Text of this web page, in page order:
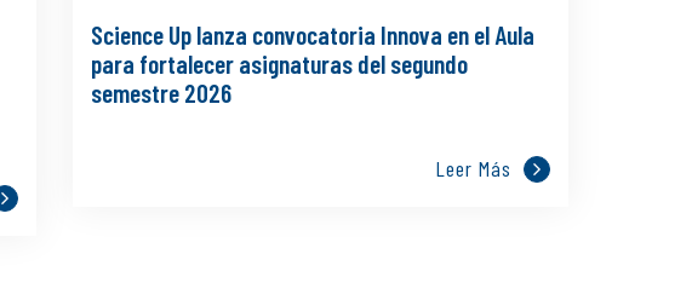
Science Up lanza convocatoria Innova en el Aula
para fortalecer asignaturas del segundo
semestre 2026
Leer Más